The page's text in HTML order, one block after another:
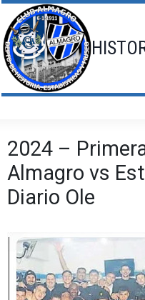
Saltar
al
contenido
2024 –
Almagro vs
Diario Ole